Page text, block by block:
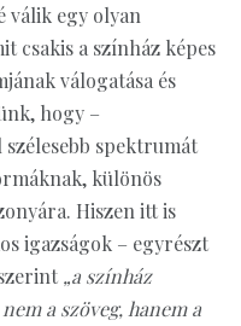
válik egy olyan
csakis a színház képes
válogatása és
hogy –
spektrumát
különös
Hiszen itt is
igazságok – egyrészt
„a színház
a szöveg, hanem a